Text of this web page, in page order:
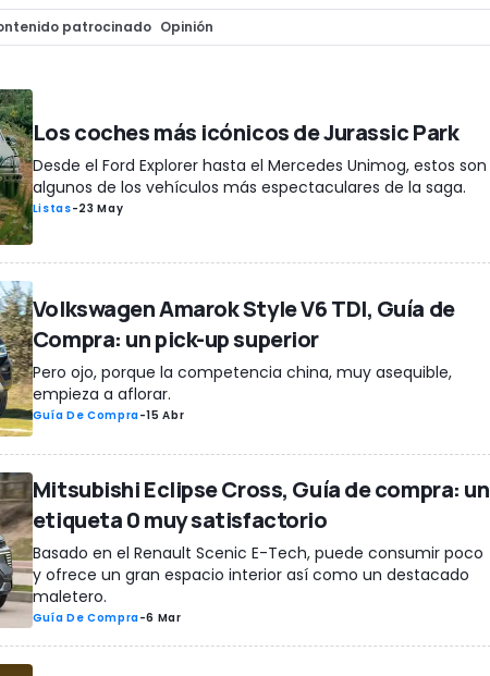
patrocinado Opinión
Los coches más icónicos de Jurassic Park
Desde el Ford Explorer hasta el Mercedes Unimog, estos son
algunos de los vehículos más espectaculares de la saga.
Listas-23 May
Volkswagen Amarok Style V6 TDI, Guía de
Compra: un pick-up superior
Pero ojo, porque la competencia china, muy asequible,
empieza a aflorar.
Guía De Compra-15 Abr
Mitsubishi Eclipse Cross, Guía de compra: un
etiqueta 0 muy satisfactorio
Basado en el Renault Scenic E-Tech, puede consumir poco
y ofrece un gran espacio interior así como un destacado
maletero.
Guía De Compra-6 Mar